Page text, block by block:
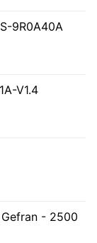
9R0A40A
V1.4
- 2500